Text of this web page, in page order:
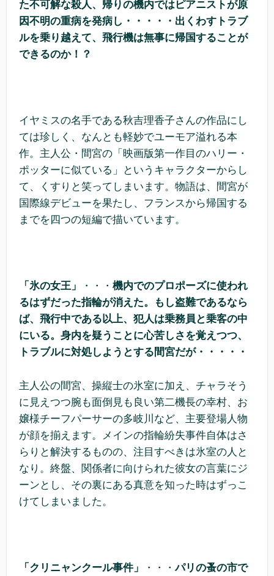
た不可解な殺人、帰りの機内ではピアニストが原
因不明の重病を発病し・・・・・出くわすトラブ
ルを乗り越えて、飛行機は無事に帰国することが
できるのか！？
イヤミスの名手である秋吉理香子さんの作品にし
ては珍しく、なんとも軽妙でユーモア溢れる本
作。主人公・間宮の「映画版第一作目のハリー・
ポッターに似ている」というキャラクターからし
て、くすりと笑ってしまいます。物語は、間宮が
国際線デビューを果たし、フランスから帰国する
までを四つの短編で描いています。
「氷の女王」 ・・・ 機内でのプロポーズに使われ
るはずだった指輪が消えた。もし盗難であるなら
ば、飛行中である以上、犯人は乗務員と乗客の中
にいる。身内を疑うことに心苦しさを覚えつつ、
トラブルに対処しようとする間宮だが・・・・・
主人公の間宮、操縦士の氷室に加え、チャラそう
に見えつつ腕も面倒見も良い第二機長の幸村、お
嬢様チーフパーサーの多岐川など、主要登場人物
が顔を揃えます。メインの指輪紛失事件自体はさ
らりと解決するものの、注目すべきは氷室の人と
なり。終盤、関係者に向けられた彼女の言葉にジ
ーンとし、その裏にある真意を知った時はずっこ
けてしまいました。
「クリニャンクール事件」 ・・・パリの蚤の市で